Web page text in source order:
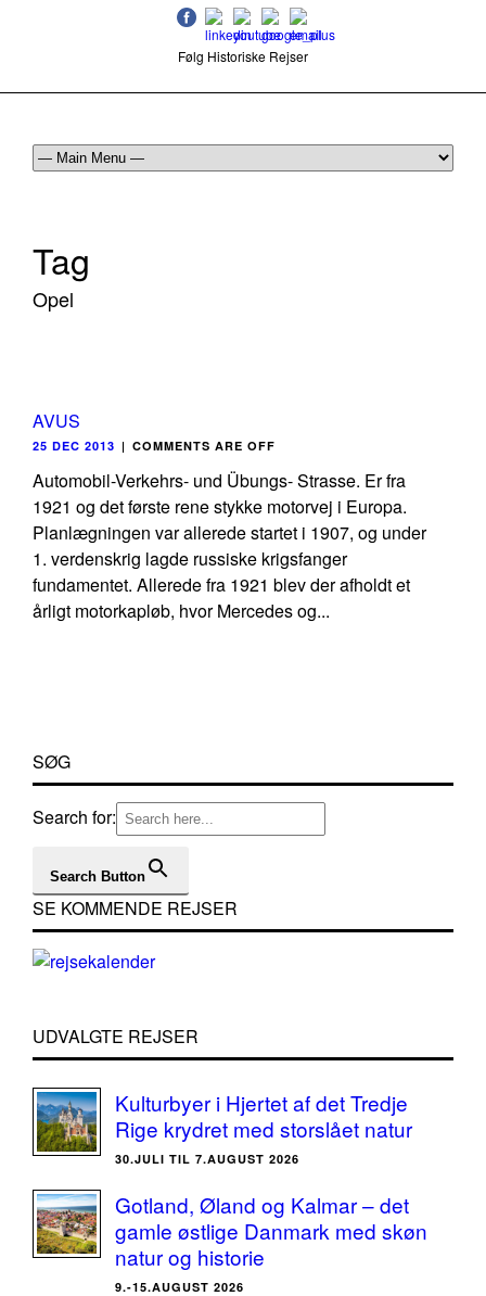
Følg Historiske Rejser
Tag
Opel
AVUS
25 DEC 2013 | COMMENTS ARE OFF
Automobil-Verkehrs- und Übungs- Strasse. Er fra
1921 og det første rene stykke motorvej i Europa.
Planlægningen var allerede startet i 1907, og under
1. verdenskrig lagde russiske krigsfanger
fundamentet. Allerede fra 1921 blev der afholdt et
årligt motorkapløb, hvor Mercedes og...
SØG
Search for:
Search Button
SE KOMMENDE REJSER
UDVALGTE REJSER
Kulturbyer i Hjertet af det Tredje
Rige krydret med storslået natur
30.JULI TIL 7.AUGUST 2026
Gotland, Øland og Kalmar – det
gamle østlige Danmark med skøn
natur og historie
9.-15.AUGUST 2026